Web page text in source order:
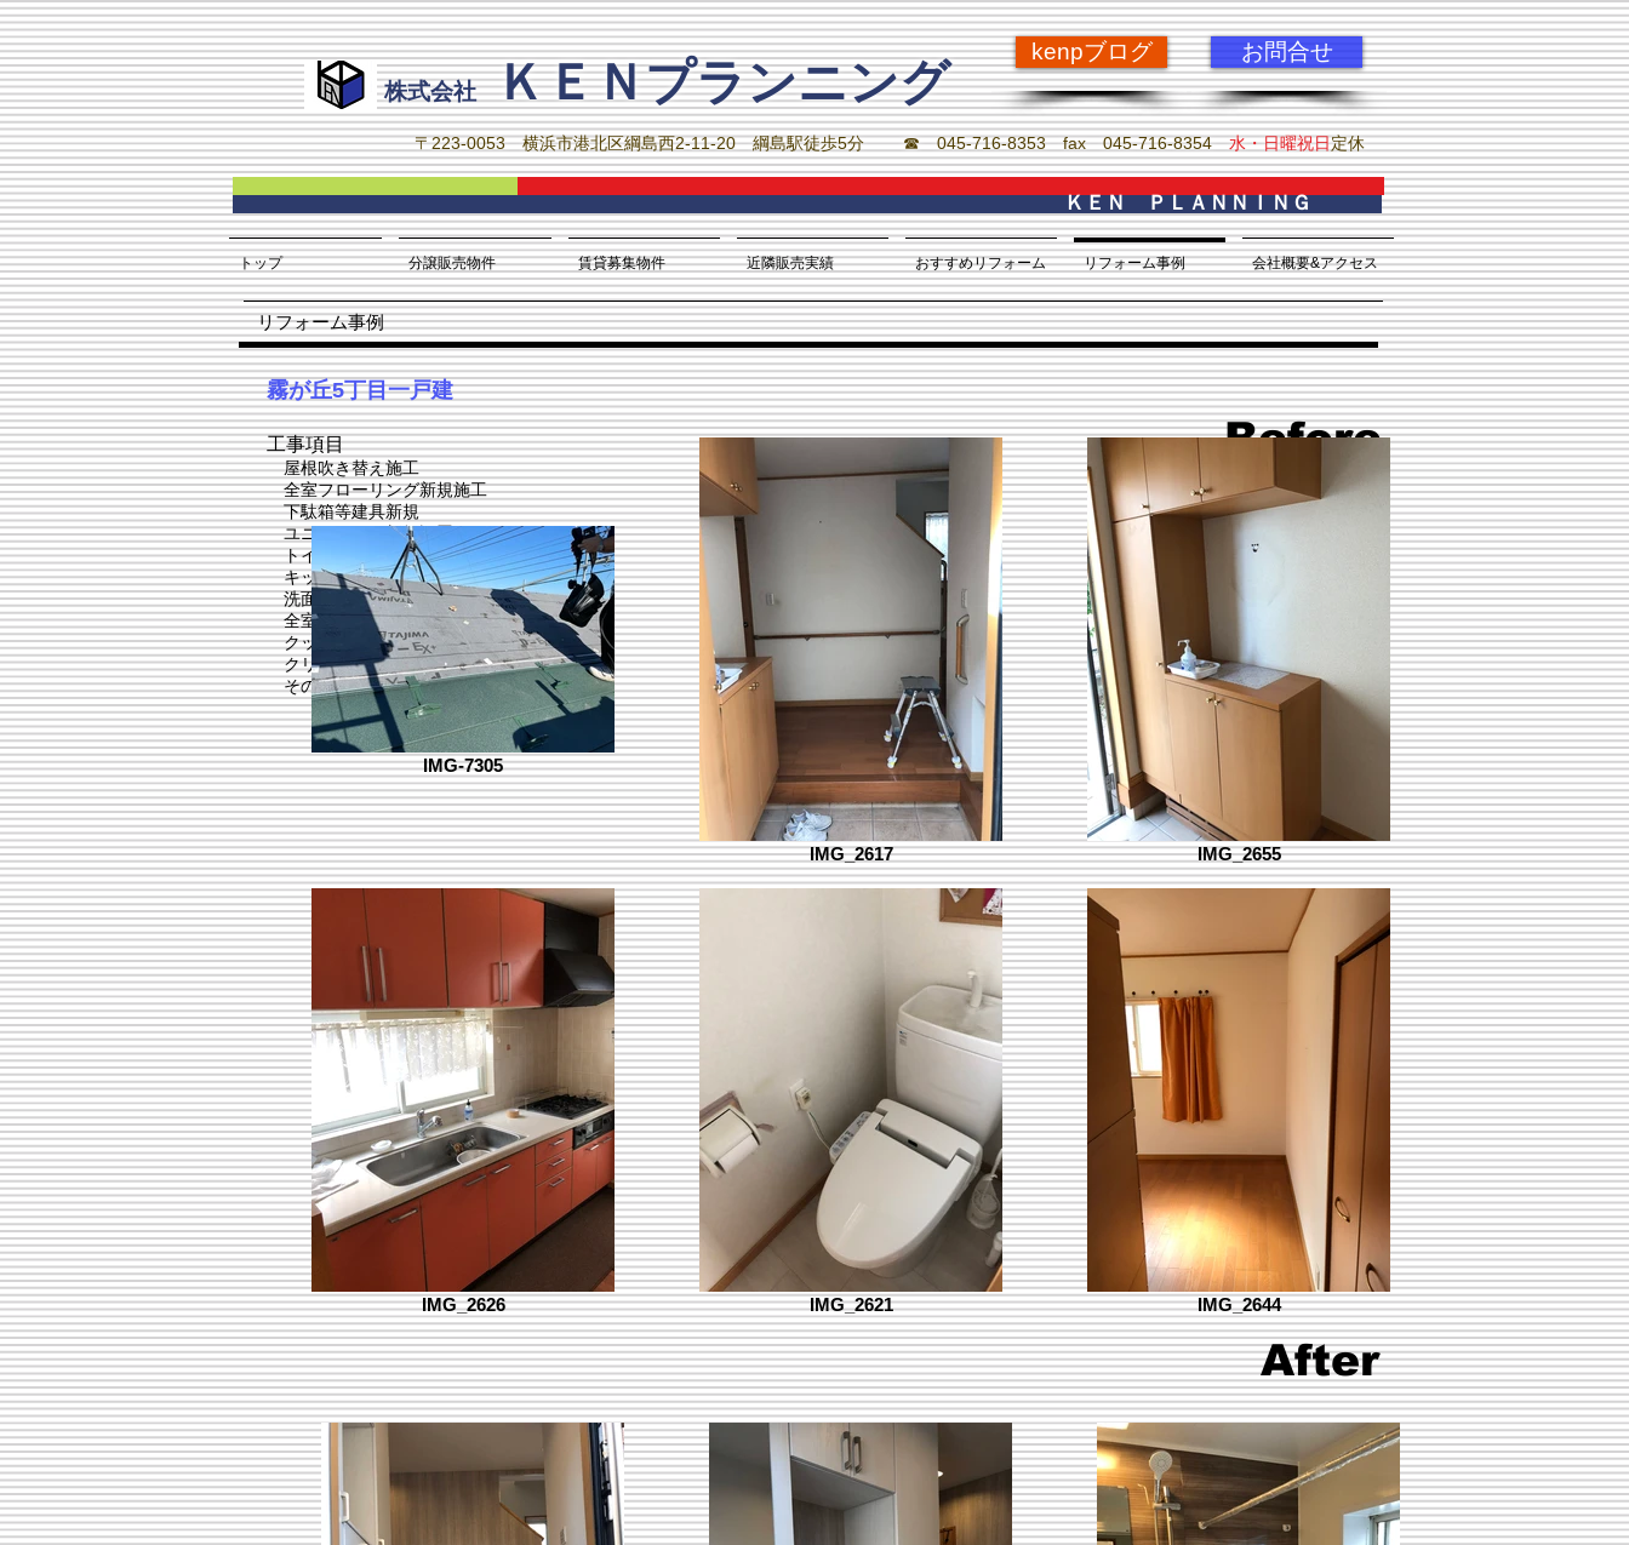
株式会社 ＫＥＮプランニング
〒223-0053 横浜市港北区綱島西2-11-20 綱島駅徒歩5分 ☎ 045-716-8353 fax 045-716-8354水・日曜祝日定休
kenpブログ お問合せ
トップ 分譲販売物件 賃貸募集物件 近隣販売実績 おすすめリフォーム リフォーム事例 会社概要&アクセス
​リフォーム事例
​霧が丘5丁目一戸建
工事項目
屋根吹き替え施工
全室フローリング新規施工
下駄箱等建具新規
ユニットバス新規設置
​ トイレ新規設置
キッチン新規設置
洗面台新規設置
全室クロス新規張り
クッションフロア新規張り
クリーニング
その他
Before
IMG-7305
IMG_2617 IMG_2655
IMG_2626 IMG_2621 IMG_2644
After
​ＫＥＮ ＰＬＡＮＮＩＮＧ